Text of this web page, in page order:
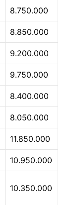
8.750.000
8.850.000
9.200.000
9.750.000
8.400.000
8.050.000
11.850.000
10.950.000
10.350.000